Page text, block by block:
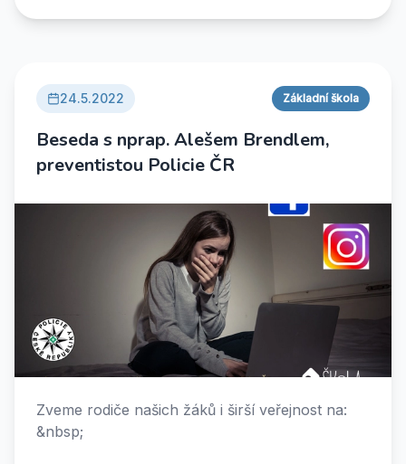
24.5.2022 Základní škola
Beseda s nprap. Alešem Brendlem,
preventistou Policie ČR
Zveme rodiče našich žáků i širší veřejnost na:
&nbsp;